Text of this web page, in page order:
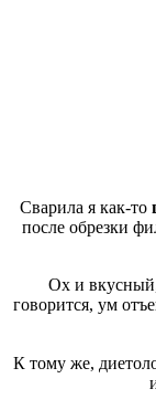
Сварила я как-то
после обрезки
Ох и
говорится, ум
К тому же,